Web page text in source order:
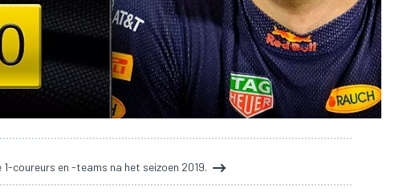
coureurs en -teams na het seizoen 2019.